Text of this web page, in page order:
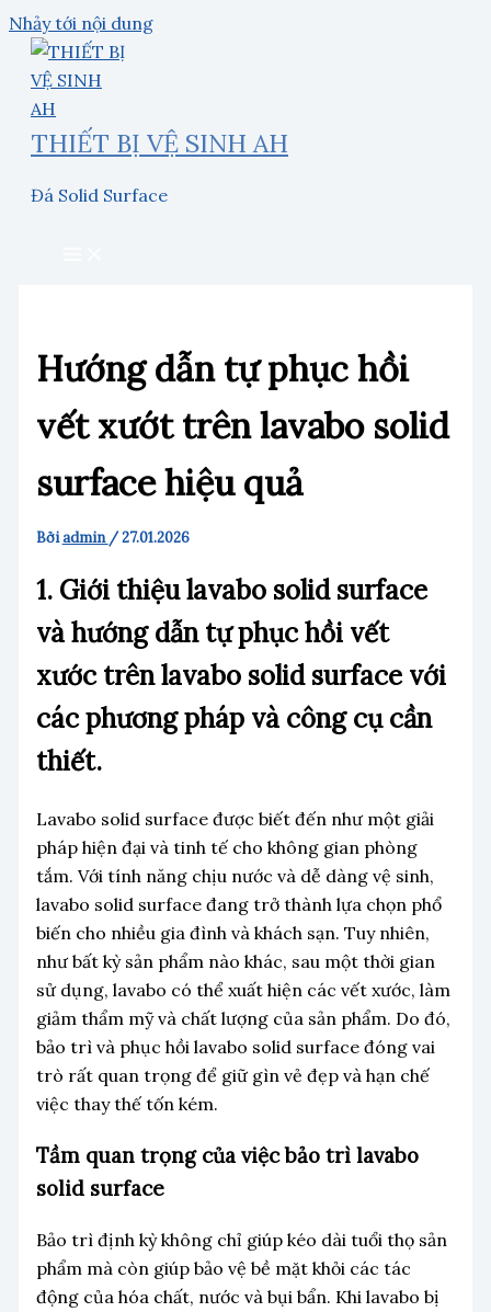
Nhảy tới nội dung
THIẾT BỊ VỆ SINH AH
Đá Solid Surface
Hướng dẫn tự phục hồi
vết xướt trên lavabo solid
surface hiệu quả
Bởiadmin /27.01.2026
1. Giới thiệu lavabo solid surface
và hướng dẫn tự phục hồi vết
xước trên lavabo solid surface với
các phương pháp và công cụ cần
thiết.
Lavabo solid surface được biết đến như một giải
pháp hiện đại và tinh tế cho không gian phòng
tắm. Với tính năng chịu nước và dễ dàng vệ sinh,
lavabo solid surface đang trở thành lựa chọn phổ
biến cho nhiều gia đình và khách sạn. Tuy nhiên,
như bất kỳ sản phẩm nào khác, sau một thời gian
sử dụng, lavabo có thể xuất hiện các vết xước, làm
giảm thẩm mỹ và chất lượng của sản phẩm. Do đó,
bảo trì và phục hồi lavabo solid surface đóng vai
trò rất quan trọng để giữ gìn vẻ đẹp và hạn chế
việc thay thế tốn kém.
Tầm quan trọng của việc bảo trì lavabo
solid surface
Bảo trì định kỳ không chỉ giúp kéo dài tuổi thọ sản
phẩm mà còn giúp bảo vệ bề mặt khỏi các tác
động của hóa chất, nước và bụi bẩn. Khi lavabo bị